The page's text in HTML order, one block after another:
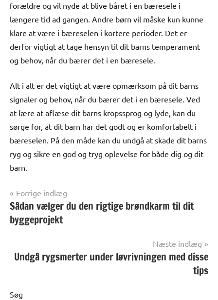
forældre og vil nyde at blive båret i en bæresele i
længere tid ad gangen. Andre børn vil måske kun kunne
klare at være i bæreselen i kortere perioder. Det er
derfor vigtigt at tage hensyn til dit barns temperament
og behov, når du bærer det i en bæresele.
Alt i alt er det vigtigt at være opmærksom på dit barns
signaler og behov, når du bærer det i en bæresele. Ved
at lære at aflæse dit barns kropssprog og lyde, kan du
sørge for, at dit barn har det godt og er komfortabelt i
bæreselen. På den måde kan du undgå at skade dit barns
ryg og sikre en god og tryg oplevelse for både dig og dit
barn.
Alle
anmeldelser
og artikler
Indlægsnavigation
Forrige indlæg
Sådan vælger du den rigtige brøndkarm til dit
byggeprojekt
Næste indlæg
Undgå rygsmerter under løvrivningen med disse
tips
Søg